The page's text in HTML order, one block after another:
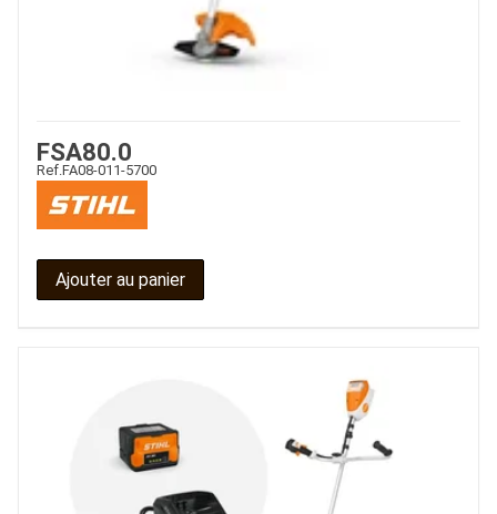
FSA80.0
Ref.FA08-011-5700
Ajouter au panier